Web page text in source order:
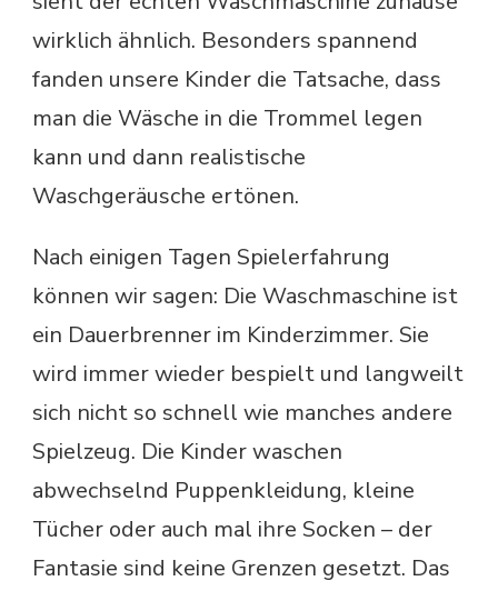
wirklich ähnlich. Besonders spannend
fanden unsere Kinder die Tatsache, dass
man die Wäsche in die Trommel legen
kann und dann realistische
Waschgeräusche ertönen.
Nach einigen Tagen Spielerfahrung
können wir sagen: Die Waschmaschine ist
ein Dauerbrenner im Kinderzimmer. Sie
wird immer wieder bespielt und langweilt
sich nicht so schnell wie manches andere
Spielzeug. Die Kinder waschen
abwechselnd Puppenkleidung, kleine
Tücher oder auch mal ihre Socken – der
Fantasie sind keine Grenzen gesetzt. Das